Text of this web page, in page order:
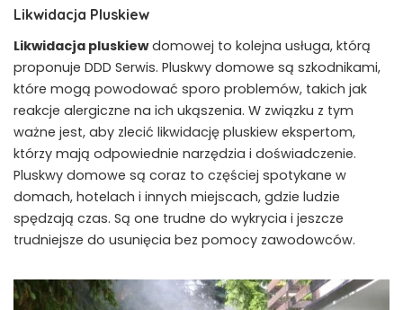
Likwidacja Pluskiew
Likwidacja pluskiewdomowej to kolejna usługa, którą
proponuje DDD Serwis. Pluskwy domowe są szkodnikami,
które mogą powodować sporo problemów, takich jak
reakcje alergiczne na ich ukąszenia. W związku z tym
ważne jest, aby zlecić likwidację pluskiew ekspertom,
którzy mają odpowiednie narzędzia i doświadczenie.
Pluskwy domowe są coraz to częściej spotykane w
domach, hotelach i innych miejscach, gdzie ludzie
spędzają czas. Są one trudne do wykrycia i jeszcze
trudniejsze do usunięcia bez pomocy zawodowców.